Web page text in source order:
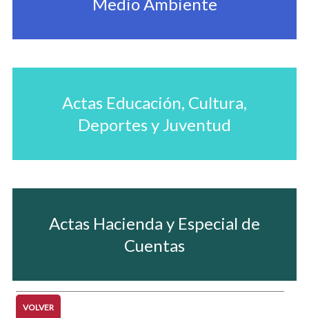
Actas Educación, Cultura,
Deportes y Juventud
Actas Hacienda y Especial de
Cuentas
VOLVER